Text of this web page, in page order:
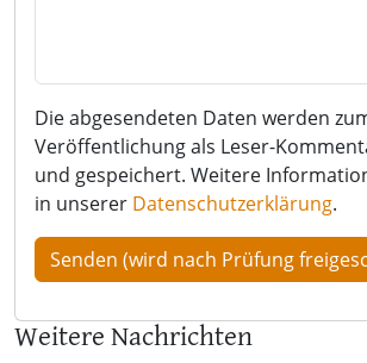
Die abgesendeten Daten werden
Veröffentlichung als Leser-
und gespeichert. Weitere
in unserer Datenschutzerklärung.
Weitere Nachrichten